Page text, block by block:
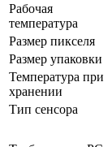
Рабочая
температура
Размер пикселя
Размер упаковки
Температура при
хранении
Тип сенсора